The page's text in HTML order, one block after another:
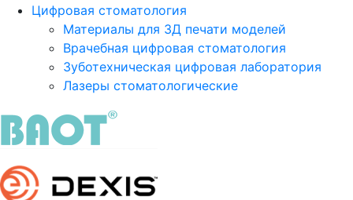
Цифровая стоматология
Материалы для 3Д печати моделей
Врачебная цифровая стоматология
Зуботехническая цифровая лаборатория
Лазеры стоматологические